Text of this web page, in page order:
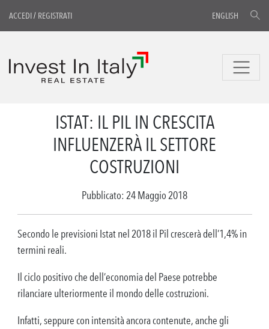
ACCEDI/ REGISTRATI ENGLISH
ISTAT: IL PIL IN CRESCITA
INFLUENZERÀ IL SETTORE
COSTRUZIONI
Pubblicato: 24 Maggio 2018
Secondo le previsioni Istat nel 2018 il Pil crescerà dell’1,4% in
termini reali.
Il ciclo positivo che dell’economia del Paese potrebbe
rilanciare ulteriormente il mondo delle costruzioni.
Infatti, seppure con intensità ancora contenute, anche gli